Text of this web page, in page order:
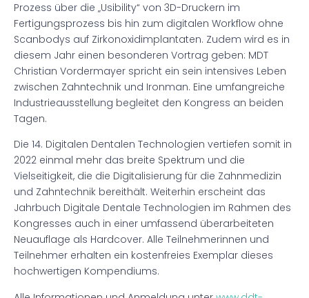
Prozess über die „Usibility“ von 3D-Druckern im
Fertigungsprozess bis hin zum digitalen Workflow ohne
Scanbodys auf Zirkonoxidimplantaten. Zudem wird es in
diesem Jahr einen besonderen Vortrag geben: MDT
Christian Vordermayer spricht ein sein intensives Leben
zwischen Zahntechnik und Ironman. Eine umfangreiche
Industrieausstellung begleitet den Kongress an beiden
Tagen.
Die 14. Digitalen Dentalen Technologien vertiefen somit in
2022 einmal mehr das breite Spektrum und die
Vielseitigkeit, die die Digitalisierung für die Zahnmedizin
und Zahntechnik bereithält. Weiterhin erscheint das
Jahrbuch Digitale Dentale Technologien im Rahmen des
Kongresses auch in einer umfassend überarbeiteten
Neuauflage als Hardcover. Alle Teilnehmerinnen und
Teilnehmer erhalten ein kostenfreies Exemplar dieses
hochwertigen Kompendiums.